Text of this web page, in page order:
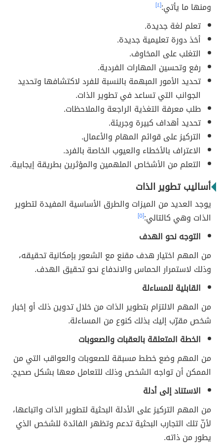
ومنها ما يأتي:[٤]
تعلم لغة جديدة.
أخذ دورة تعليمية جديدة.
التغلب على المخاوف.
رفع وتحسين المهارات الفردية.
تحديد الأمور المبهمة بالنسبة للفرد لاكتشافها وتحديد
الجوانب التي تساعد في تطوير الذات.
طلب معرفة التغذية الراجعة والملاحظات.
تحديد أهداف كبيرة وجريئة.
التركيز على قوائم المهام والأعمال.
الاعتراف بالأخطاء والعيوب الخاصة بالفرد.
التعلم من الأشخاص الملهمين والمؤثرين بطريقة إيجابية.
أساليب تطوير الذات
يوجد العديد من الميزات والطرق الأساسية المفيدة لتطوير
الذات وهي كالتالي:[٥]
التوجه نحو الهدف
من المهم اختيار هدف مقنع مع الشعور بإمكانية تحقيقه،
وذلك لاستمرار الحماس والاندفاع نحو تحقيق الهدف.
القابلية للمساءلة
من المهم الالتزام بتطوير الذات من خلال تدوين ذلك أو إخبار
شخص مقرّب إليك بذلك كنوع من المساءلة.
الخطة المتعلقة بالعقبات والصعوبات
من المهم وضع خطط مسبقة للصعوبات والعواقب التي من
الممكن أن تواجه الشخص وذلك للتعامل معها بشكل صحيح.
الاستناد إلى أدلة
من المهم التركيز على الأدلة البحثية لتطوير الذات واتباعها،
لأنّ تلك التجارب البحثية تدعم وتظهر الفائدة للشخص الذي
يطور من ذاته.